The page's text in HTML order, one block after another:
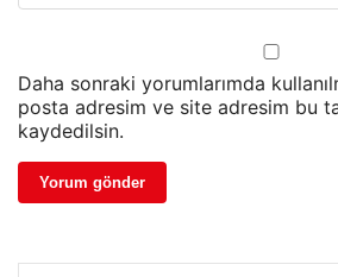
Daha sonraki yorumlarımda
posta adresim ve site adresim bu
kaydedilsin.